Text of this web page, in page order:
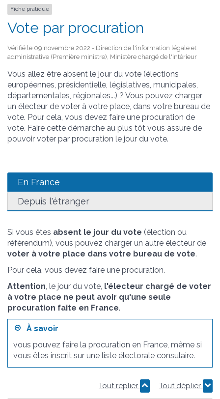
Fiche pratique
Vote par procuration
Vérifié le 09 novembre 2022 - Direction de l'information légale et
administrative (Première ministre), Ministère chargé de l'intérieur
Vous allez être absent le jour du vote (élections
européennes, présidentielle, législatives, municipales,
départementales, régionales...) ? Vous pouvez charger
un électeur de voter à votre place, dans votre bureau de
vote. Pour cela, vous devez faire une procuration de
vote. Faire cette démarche au plus tôt vous assure de
pouvoir voter par procuration le jour du vote.
En France
Depuis l'étranger
Si vous êtes absent le jour du vote (élection ou
référendum), vous pouvez charger un autre électeur de
voter à votre place dans votre bureau de vote.
Pour cela, vous devez faire une procuration.
Attention, le jour du vote, l'électeur chargé de voter
à votre place ne peut avoir qu'une seule
procuration faite en France.
À savoir
vous pouvez faire la procuration en France, même si
vous êtes inscrit sur une liste électorale consulaire.
Tout replier Tout déplier